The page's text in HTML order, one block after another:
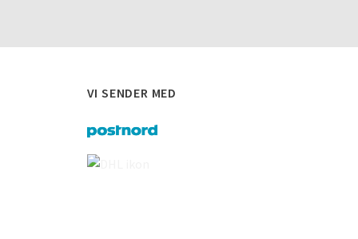
VI SENDER MED